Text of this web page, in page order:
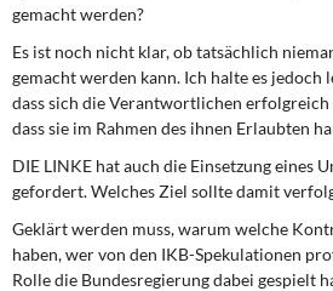
gemacht werden?
Es ist noch nicht klar, ob tatsächlich
gemacht werden kann. Ich halte es
dass sich die Verantwortlichen
dass sie im Rahmen des ihnen Erlaubten
DIE LINKE hat auch die Einsetzung eines
gefordert. Welches Ziel sollte damit
Geklärt werden muss, warum welche
haben, wer von den IKB-Spekulationen
Rolle die Bundesregierung dabei gespielt